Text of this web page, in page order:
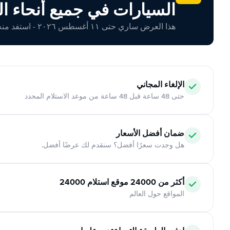
السيارات في جميع أنحاء
هذا العرض ساري حتى ١١ أغسطس ٢٠٢٦ - استفد منه اليوم!
الإلغاء المجاني
حتى 48 ساعة قبل 48 ساعة من موعد الاستلام المحدد
ضمان أفضل الأسعار
هل وجدت سعرًا أفضل؟ سنقدم لك عرضًا أفضل.
أكثر من 24000 موقع استلام 24000
المواقع حول العالم